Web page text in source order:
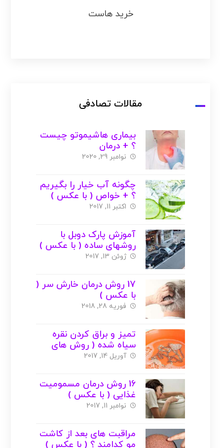
خرید هاست
مقالات تصادفی
بیماری هاشیموتو چیست
؟ + درمان
نوامبر 29, 2020
چگونه آب خیار را بگیریم
؟ + خواص ( با عکس )
اکتبر 11, 2017
آموزش پارک دوبل با
روشهای ساده ( با عکس )
ژوئن 13, 2017
17 روش درمان خارش سر (
با عکس )
فوریه 28, 2018
تمیز و براق کردن نقره
سیاه شده ( روش های
خانگی ) + عکس
آوریل 14, 2017
16 روش درمان مسمومیت
غذایی ( با عکس )
نوامبر 11, 2017
مراقبت های بعد از کاشت
مو کدامند ؟ ( با عکس )